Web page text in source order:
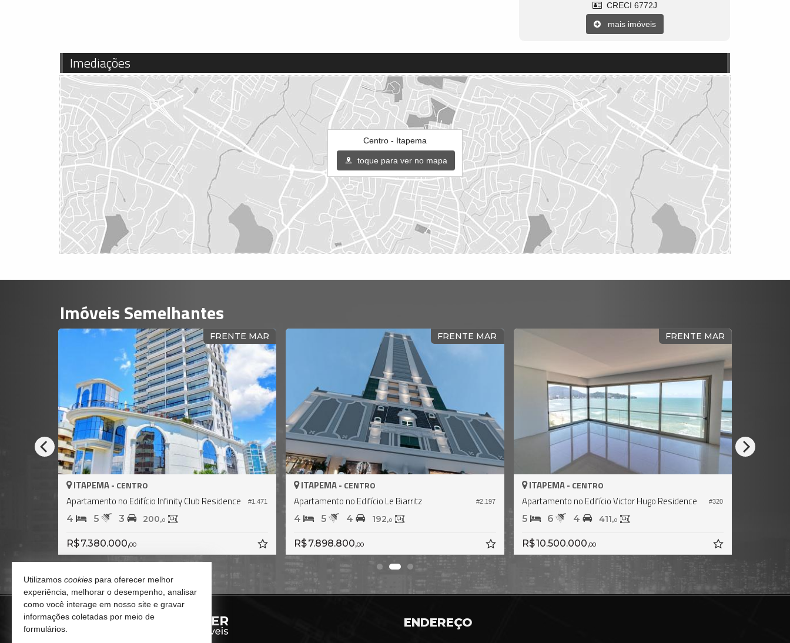
CRECI 6772J
mais imóveis
Imediações
Centro - Itapema
toque para ver no mapa
Imóveis Semelhantes
FRENTE MAR
#1.471
ITAPEMA -CENTRO
Apartamento no Edifício Infinity Club Residence
3 200, 0
R$ 7.380.000,00
FRENTE MAR
ITAPEMA -CENTRO
Apartamento no Edifício Le Biarritz
4 192,
R$ 7.898.800,00
FRENTE MAR
#320
ITAPEMA -CENTRO
Apartamento no Edifício Victor Hugo Residence
4 411,
R$ 10.500.000,00
Apartamento no
R$ 6.200.000,
ENDEREÇO
Utilizamos cookies para oferecer melhor
experiência, melhorar o desempenho, analisar
como você interage em nosso site e gravar
informações coletadas por meio de
formulários.